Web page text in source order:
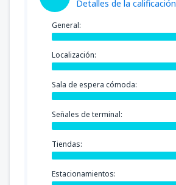
Detalles de la calificación
General:
Localización:
Sala de espera cómoda:
Señales de terminal:
Tiendas:
Estacionamientos: